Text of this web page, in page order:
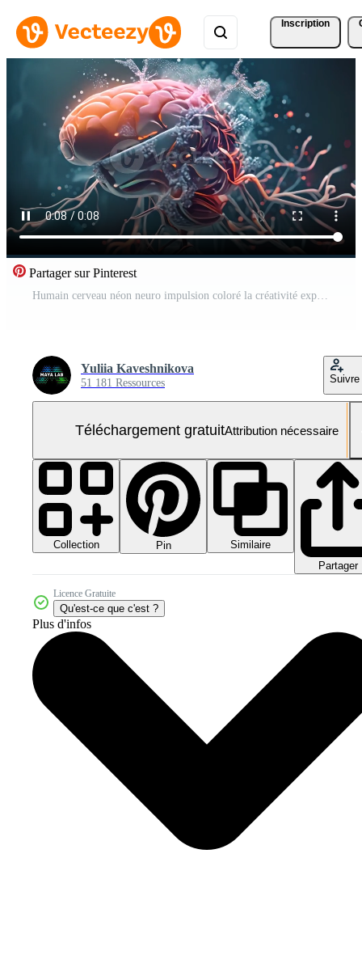
Inscription
Partager sur Pinterest
Humain cerveau néon neuro impulsion coloré la créativité explosion Créatif éclaboussure Nouveau des idées des plans motivation idée de génie éducation concept émotif intelligence pleine conscience esprits science Vidéo Gratuite
Yuliia Kaveshnikova
51 181 Ressources Suivre
Téléchargement gratuitAttribution nécessaire
Collection Pin
Similaire
Partager
Licence Gratuite
Qu'est-ce que c'est ?
Plus d'infos